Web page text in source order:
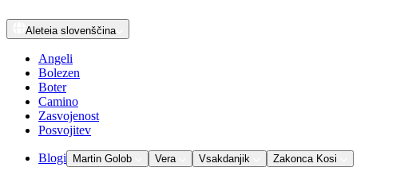
Aleteia slovenščina
Angeli
Bolezen
Boter
Camino
Zasvojenost
Posvojitev
Blogi Martin Golob Vera Vsakdanjik Zakonca Kosi